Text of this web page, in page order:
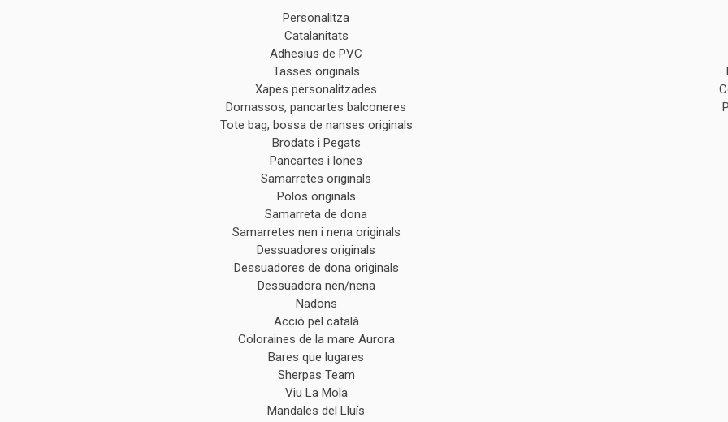
Personalitza
Catalanitats
Adhesius de PVC
Tasses originals
Xapes personalitzades
Domassos, pancartes balconeres
Tote bag, bossa de nanses originals
Brodats i Pegats
Pancartes i lones
Samarretes originals
Polos originals
Samarreta de dona
Samarretes nen i nena originals
Dessuadores originals
Dessuadores de dona originals
Dessuadora nen/nena
Nadons
Acció pel català
Coloraines de la mare Aurora
Bares que lugares
Sherpas Team
Viu La Mola
Mandales del Lluís